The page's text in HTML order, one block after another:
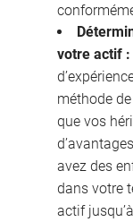
votre actif :
méthode de
que vos
avez des
dans votre
actif